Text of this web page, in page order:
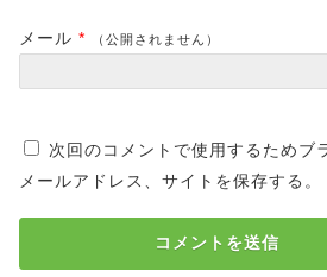
メール * （公開されません）
次回のコメントで使用するためブ
メールアドレス、サイトを保存する。